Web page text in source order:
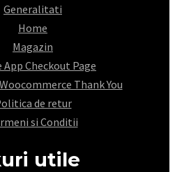
Generalitati
Home
Magazin
App Checkout Page
Thank You
de retur
si Conditii
utile